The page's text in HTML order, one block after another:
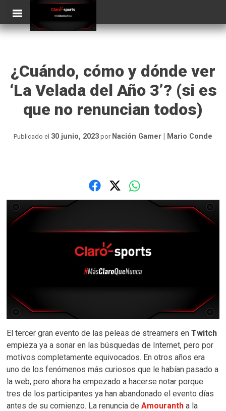
content
ClaroSports
Más Claro que nunca
¿Cuándo, cómo y dónde ver
‘La Velada del Año 3’? (si es
que no renuncian todos)
Publicado el 30 junio, 2023 por Nación Gamer | Mario Conde
El tercer gran evento de las peleas de streamers enTwitch
empieza ya a sonar en las búsquedas de Internet, pero por
motivos completamente equivocados. En otros años era
uno de los fenómenos más curiosos que le habían pasado a
la web, pero ahora ha empezado a hacerse notar porque
tres de los participantes ya han abandonado el evento días
antes de su comienzo. La renuncia deAmouranth a la